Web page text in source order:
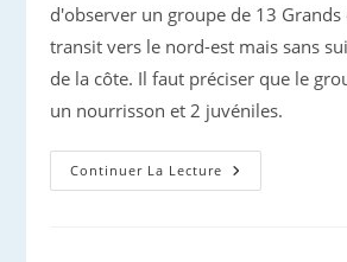
d'observer un groupe de 13 Grands
transit vers le nord-est mais sans
de la côte. Il faut préciser que le
un nourrisson et 2 juvéniles.
Continuer La Lecture Cétacés
De